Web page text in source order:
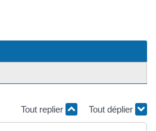
Tout replier Tout déplier